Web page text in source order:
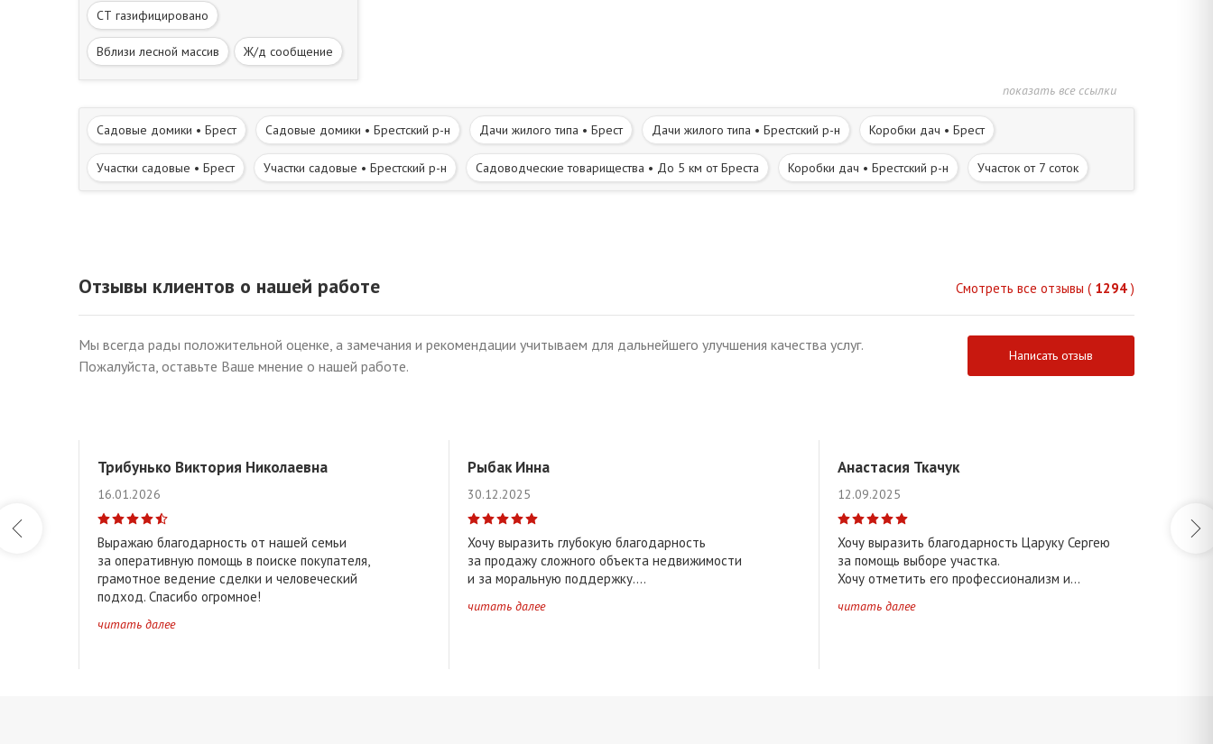
СТ газифицировано
Вблизи лесной массив Ж/д сообщение
показать все ссылки
Садовые домики • Брест Садовые домики • Брестский р-н Дачи жилого типа • Брест Дачи жилого типа • Брестский р-н Коробки дач • Брест
Участки садовые • Брест Участки садовые • Брестский р-н Садоводческие товарищества • До 5 км от Бреста Коробки дач • Брестский р-н Участок от 7 соток
Отзывы клиентов о нашей работе Смотреть все отзывы ( 1294 )
Мы всегда рады положительной оценке, а замечания и рекомендации учитываем для дальнейшего улучшения качества услуг.
Пожалуйста, оставьте Ваше мнение о нашей работе.
Написать отзыв
Трибунько Виктория Николаевна
16.01.2026
Выражаю благодарность от нашей семьи
за оперативную помощь в поиске покупателя,
грамотное ведение сделки и человеческий
подход. Спасибо огромное!
читать далее
Рыбак Инна
30.12.2025
Хочу выразить глубокую благодарность
за продажу сложного объекта недвижимости
и за моральную поддержку....
читать далее
Анастасия Ткачук
12.09.2025
Хочу выразить благодарность Царуку Сергею
за помощь выборе участка.
Хочу отметить его профессионализм и...
читать далее